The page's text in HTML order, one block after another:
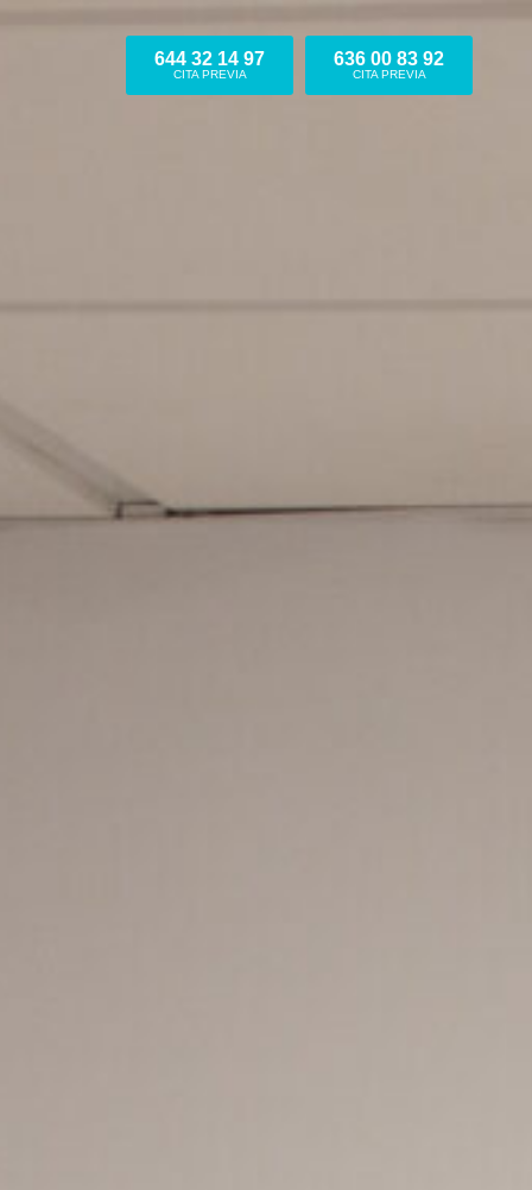
644 32 14 97
CITA PREVIA
636 00 83 92
CITA PREVIA